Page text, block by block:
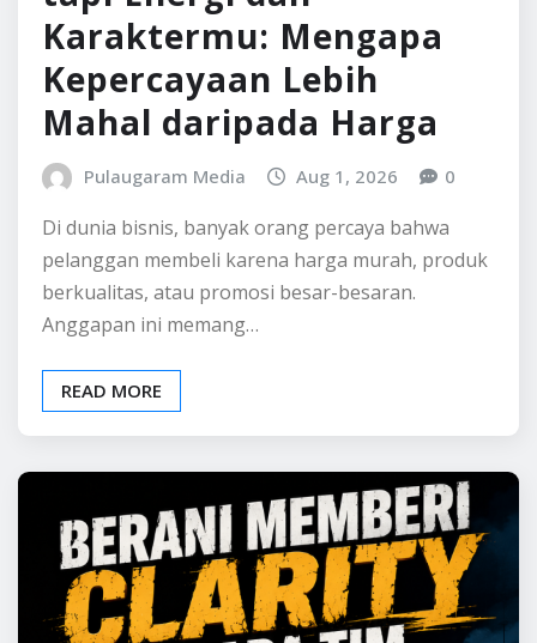
Kadang yang Dibeli
Orang Bukan Produkmu,
tapi Energi dan
Karaktermu: Mengapa
Kepercayaan Lebih
Mahal daripada Harga
Pulaugaram Media Aug 1, 2026
pelanggan membeli karena harga murah, produk
berkualitas, atau promosi besar-besaran.
Anggapan ini memang…
READ MORE